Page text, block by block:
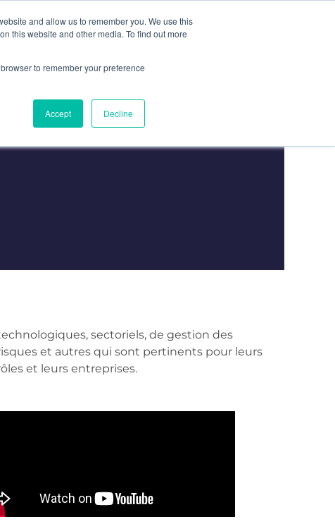
and allow us to remember you. We use this
this website and other media. To find out more
to remember your preference
Accept Decline
Contact
et leurs entreprises.